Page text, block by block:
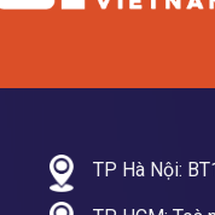
TP Hà Nội: